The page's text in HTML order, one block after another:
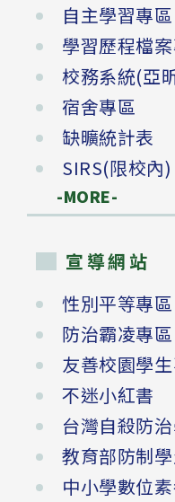
自主學習專區
學習歷程檔
校務系統(亞
宿舍專區
缺曠統計表
SIRS(限校內)
-MORE-
宣導網站
性別平等專區
防治霸凌專區
友善校園學
不迷小紅書
台灣自殺防
教育部防制
中小學數位